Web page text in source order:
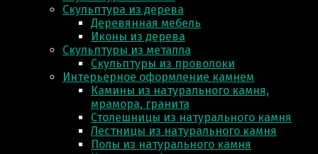
Скульптура из деревa
Деревянная мебель
Иконы из дерева
Скульптуры из металла
Скульптуры из проволоки
Интерьерное оформление камнем
Камины из натурального камня,
мрамора, гранита
Столешницы из натурального камня
Лестницы из натурального камня
Полы из натурального камня